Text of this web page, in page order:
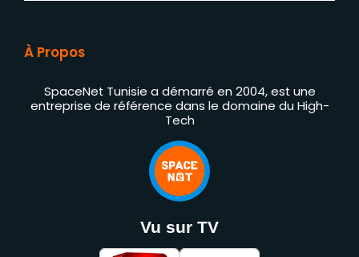
À Propos
SpaceNet Tunisie a démarré en 2004, est une
entreprise de référence dans le domaine du High-
Tech
Vu sur TV